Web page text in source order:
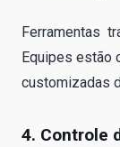
Ferramentas
Equipes estão
customizadas
4. Controle